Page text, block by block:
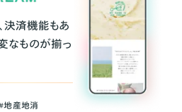
決済機能もあ
なものが揃っ
地産地消